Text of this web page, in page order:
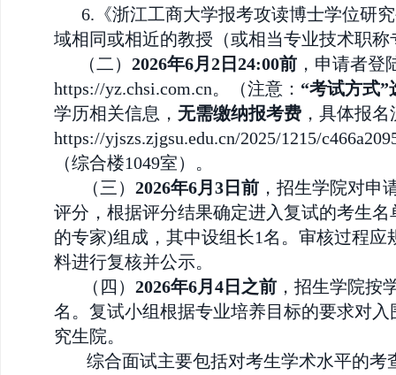
6.《浙江工商大学报考攻读博士学位研
域相同或相近的教授（或相当专业技术职
（二） 2026年6月2日24:00前 ，申请者
https://yz.chsi.com.cn。（注意： “考试方式”
学历相关信息， 无需缴纳报考费 ，具体报
https://yjszs.zjgsu.edu.cn/2025/1215/
（综合楼1049室）。
（三） 2026年6月3日前 ， 招生学院对申
评分，根据评分结果确定进入复试的考生
的专家)组成，其中设组长1名。审核过程
料进行复核并公示。
（四） 2026年6月4日之前 ，招生学院按
名。复试小组根据专业培养目标的要求对
究生院。
综合面试主要包括对考生学术水平的